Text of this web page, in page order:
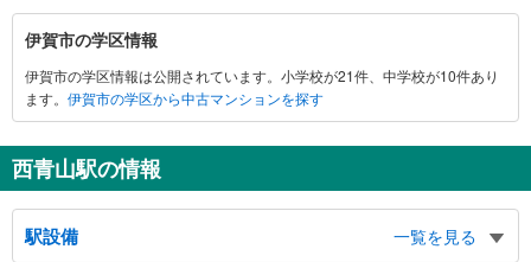
伊
賀
市
に
す
る
情
報
伊賀市の学区情報
伊賀市の学区情報は公開されています。小学校が21件、中学校が10件あり
ます。 伊賀市の学区から中古マンションを探す
西青山駅の情報
駅設備
一覧を見る